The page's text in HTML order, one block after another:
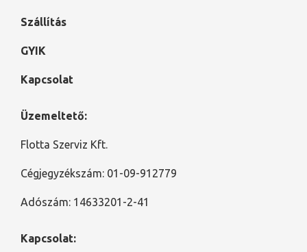
Szállítás
GYIK
Kapcsolat
Üzemeltető:
Flotta Szerviz Kft.
Cégjegyzékszám: 01-09-912779
Adószám: 14633201-2-41
Kapcsolat: